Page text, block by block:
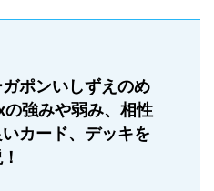
ポンいしずえのめ
の強みや弱み、相性
カード、デッキを